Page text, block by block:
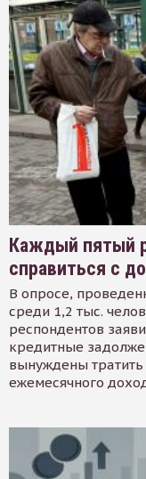
Каждый пятый
справиться с
В опросе,
среди 1,2 тыс.
респондентов
кредитные
вынуждены
ежемесячного